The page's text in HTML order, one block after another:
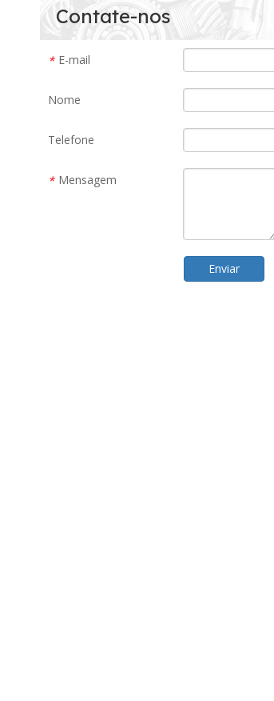
Contate-nos
* E-mail
Nome
Telefone
* Mensagem
Enviar